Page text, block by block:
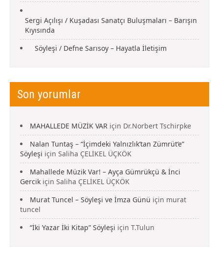
Sergi Açılışı / Kuşadası Sanatçı Buluşmaları – Barışın
Kıyısında
Söyleşi / Defne Sarısoy – Hayatla İletişim
Son yorumlar
MAHALLEDE MÜZİK VAR için Dr.Norbert Tschirpke
Nalan Tuntaş – “İçimdeki Yalnızlık’tan Zümrüt’e”
Söyleşi için Saliha ÇELİKEL ÜÇKÖK
Mahallede Müzik Var! – Ayça Gümrükçü & İnci
Gercik için Saliha ÇELİKEL ÜÇKÖK
Murat Tuncel – Söyleşi ve İmza Günü için murat
tuncel
“İki Yazar İki Kitap” Söyleşi için T.Tulun